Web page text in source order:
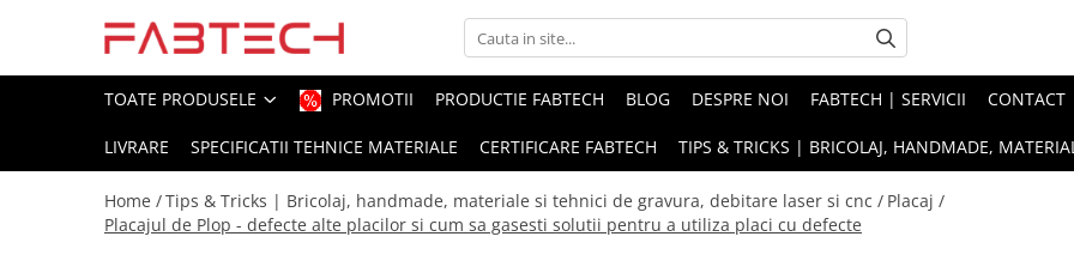
Toate Produsele
Placi de plastic
TOATE PRODUSELE PROMOTII PRODUCTIE FABTECH BLOG DESPRE NOI FABTECH | SERVICII CONTACT
LIVRARE SPECIFICATII TEHNICE MATERIALE CERTIFICARE FABTECH TIPS & TRICKS | BRICOLAJ, HANDMADE,
Home /Tips & Tricks | Bricolaj, handmade, materiale si tehnici de gravura, debitare laser si cnc / Placaj /
Placajul de Plop - defecte alte placilor si cum sa gasesti solutii pentru a utiliza placi cu defecte